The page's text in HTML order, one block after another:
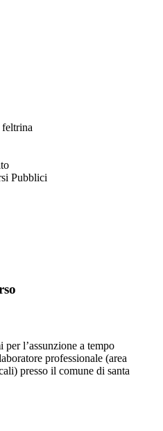
Pubblici
l’assunzione a tempo
professionale (area
presso il comune di santa